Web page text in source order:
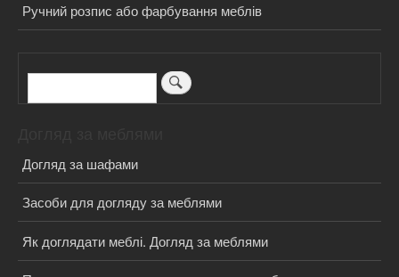
Ручний розпис або фарбування меблів
Пошук
Догляд за шафами
Засоби для догляду за меблями
Як доглядати меблі. Догляд за меблями